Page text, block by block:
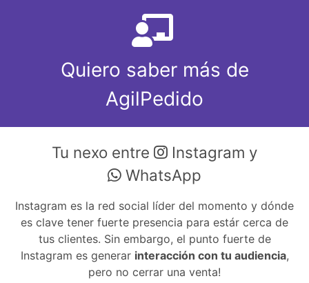
Quiero saber más de
AgilPedido
Tu nexo entre
Instagram y
WhatsApp
Instagram es la red social líder del momento y dónde
es clave tener fuerte presencia para estár cerca de
tus clientes. Sin embargo, el punto fuerte de
Instagram es generar interacción con tu audiencia,
pero no cerrar una venta!